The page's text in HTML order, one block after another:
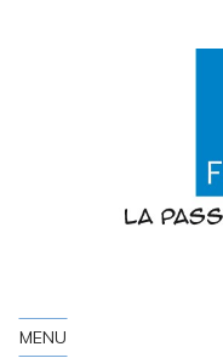
MENU